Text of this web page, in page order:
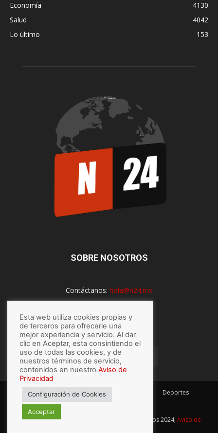
Economía
4130
Salud
4042
Lo último
153
SOBRE NOSOTROS
Contáctanos: hola@n24.mx
SÍGUENOS
México Mundo Economía
Deportes
Espectaculos
© Hecho con por N24.mx, Derechos Reservados 2024, Aviso de
Esta web utiliza cookies propias y
de terceros para ofrecerle una
mejor experiencia y servicio. Al dar
clic en Aceptar, esta consintiendo el
uso de todas las cookies, y de
nuestros términos de servicio,
contenidos en nuestro Aviso de
Privacidad
Configuración de Cookies
Acceptar